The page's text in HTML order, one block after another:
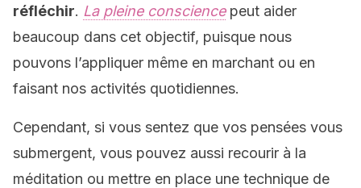
réfléchir. La pleine consciencepeut aider
beaucoup dans cet objectif, puisque nous
pouvons l’appliquer même en marchant ou en
faisant nos activités quotidiennes.
Cependant, si vous sentez que vos pensées vous
submergent, vous pouvez aussi recourir à la
méditation ou mettre en place une technique de